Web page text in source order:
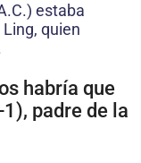
estaba
quien
habría que
padre de la